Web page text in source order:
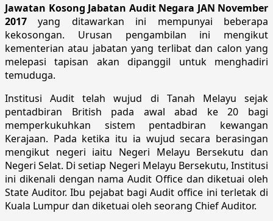
Jawatan Kosong Jabatan Audit Negara JAN November
2017 yang ditawarkan ini mempunyai beberapa
kekosongan. Urusan pengambilan ini mengikut
kementerian atau jabatan yang terlibat dan calon yang
melepasi tapisan akan dipanggil untuk menghadiri
temuduga.
Institusi Audit telah wujud di Tanah Melayu sejak
pentadbiran British pada awal abad ke 20 bagi
memperkukuhkan sistem pentadbiran kewangan
Kerajaan. Pada ketika itu ia wujud secara berasingan
mengikut negeri iaitu Negeri Melayu Bersekutu dan
Negeri Selat. Di setiap Negeri Melayu Bersekutu, Institusi
ini dikenali dengan nama Audit Office dan diketuai oleh
State Auditor. Ibu pejabat bagi Audit office ini terletak di
Kuala Lumpur dan diketuai oleh seorang Chief Auditor.